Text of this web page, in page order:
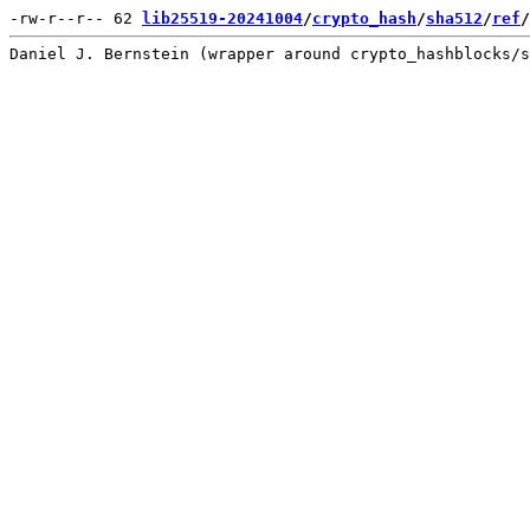
-rw-r--r-- 62 lib25519-20241004/crypto_hash/sha512/ref/